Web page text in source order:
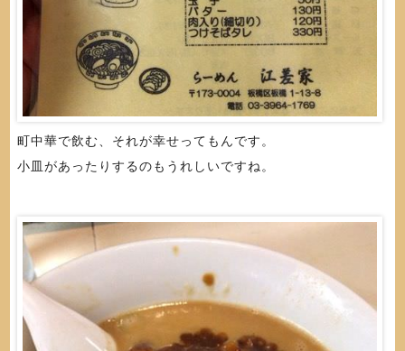
町中華で飲む、それが幸せってもんです。
小皿があったりするのもうれしいですね。